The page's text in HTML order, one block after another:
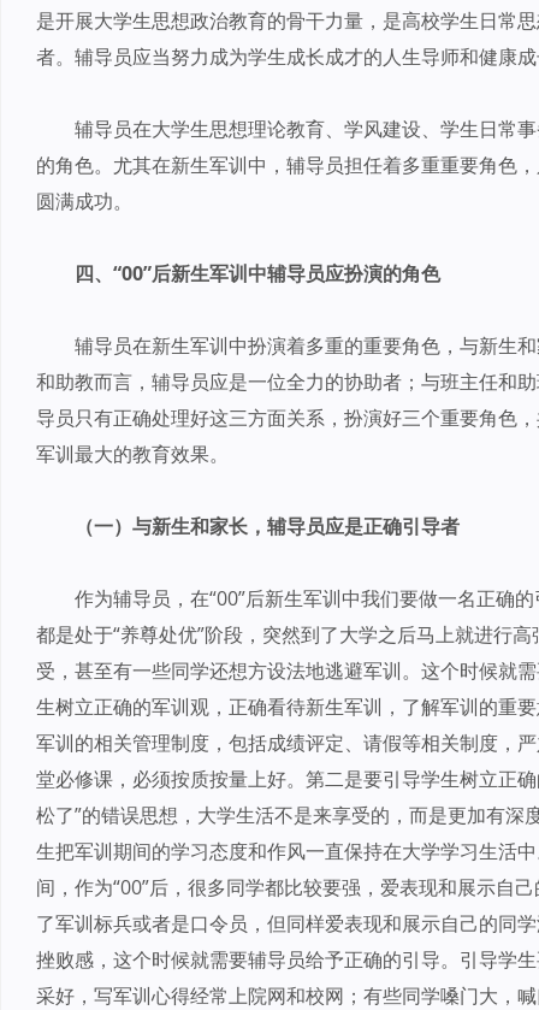
是开展大学生思想政治教育的骨干力量，是高校学生日常
者。辅导员应当努力成为学生成长成才的人生导师和健康
辅导员在大学生思想理论教育、学风建设、学生日常
的角色。尤其在新生军训中，辅导员担任着多重重要角色
圆满成功。
四、“00”后新生军训中辅导员应扮演的角色
辅导员在新生军训中扮演着多重的重要角色，与新生
和助教而言，辅导员应是一位全力的协助者；与班主任和
导员只有正确处理好这三方面关系，扮演好三个重要角色
军训最大的教育效果。
（一）与新生和家长，辅导员应是正确引导者
作为辅导员，在“00”后新生军训中我们要做一名正确
都是处于“养尊处优”阶段，突然到了大学之后马上就进行
受，甚至有一些同学还想方设法地逃避军训。这个时候就
生树立正确的军训观，正确看待新生军训，了解军训的重
军训的相关管理制度，包括成绩评定、请假等相关制度，
堂必修课，必须按质按量上好。第二是要引导学生树立正
松了”的错误思想，大学生活不是来享受的，而是更加有
生把军训期间的学习态度和作风一直保持在大学学习生活
间，作为“00”后，很多同学都比较要强，爱表现和展示自
了军训标兵或者是口令员，但同样爱表现和展示自己的同
挫败感，这个时候就需要辅导员给予正确的引导。引导学
采好，写军训心得经常上院网和校网；有些同学嗓门大，